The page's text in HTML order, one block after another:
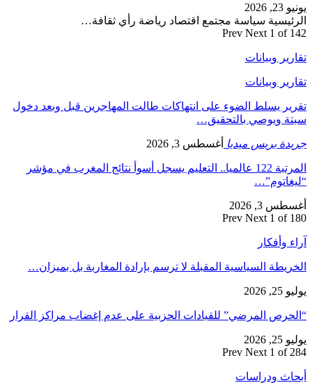
يونيو 23, 2026
الرئيسية سياسة مجتمع اقتصاد رياضة رأي ثقافة…
Prev Next 1 of 142
تقارير وبيانات
تقارير وبيانات
تقرير يسلط الضوء على انتهاكات طالت المهاجرين قبل وبعد دخول
سبتة ويوصي بالتحقيق…
جريدة بريس ميديا أغسطس 3, 2026
المرتبة 122 عالميا.. التعليم يسجل أسوأ نتائج المغرب في مؤشر
“ليغاتوم”…
أغسطس 3, 2026
Prev Next 1 of 180
آراء وأفكار
الخريطة السياسية المقبلة لا ترسم بإرادة المغاربة بل بميزان…
يوليو 25, 2026
“الحرص المرضي” للقيادات الحزبية على عدم إغضاب مراكز القرار
يوليو 25, 2026
Prev Next 1 of 284
أبحاث ودراسات